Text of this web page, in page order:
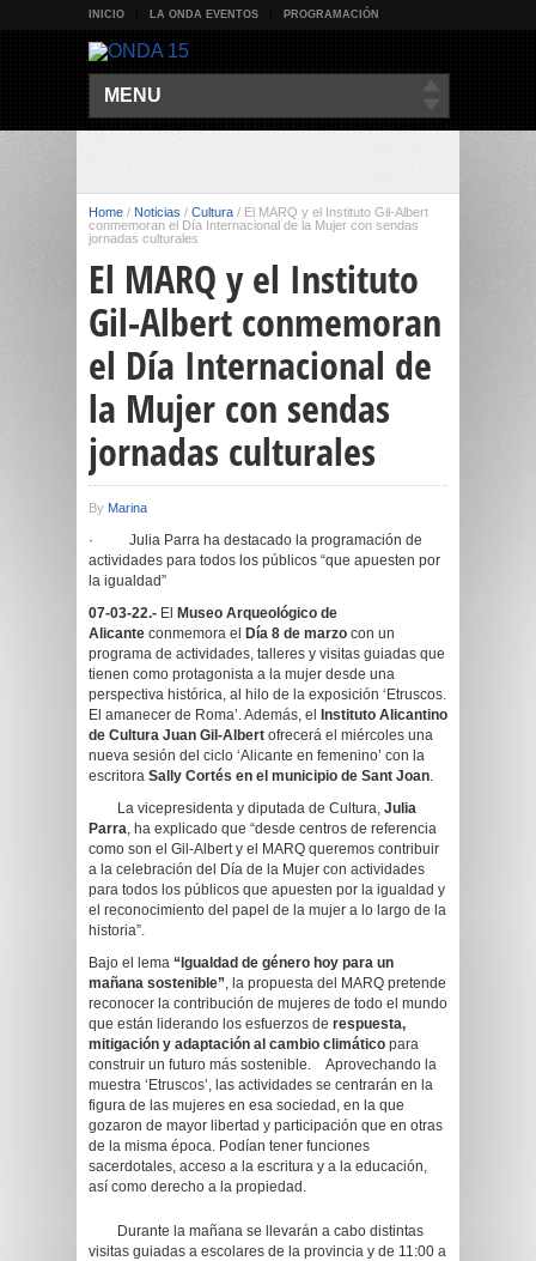
INICIO LA ONDA EVENTOS PROGRAMACIÓN
MENU
Home / Noticias / Cultura / El MARQ y el Instituto Gil-Albert
conmemoran el Día Internacional de la Mujer con sendas
jornadas culturales
El MARQ y el Instituto
Gil-Albert conmemoran
el Día Internacional de
la Mujer con sendas
jornadas culturales
By Marina
· Julia Parra ha destacado la programación de
actividades para todos los públicos “que apuesten por
la igualdad”
07-03-22.- El Museo Arqueológico de
Alicante conmemora el Día 8 de marzo con un
programa de actividades, talleres y visitas guiadas que
tienen como protagonista a la mujer desde una
perspectiva histórica, al hilo de la exposición ‘Etruscos.
El amanecer de Roma’. Además, el
Instituto Alicantino
de Cultura Juan Gil-Albert ofrecerá el miércoles una
nueva sesión del ciclo ‘Alicante en femenino’ con la
escritora Sally Cortés en el municipio de Sant Joan.
La vicepresidenta y diputada de Cultura, Julia
Parra, ha explicado que “desde centros de referencia
como son el Gil-Albert y el MARQ queremos contribuir
a la celebración del Día de la Mujer con actividades
para todos los públicos que apuesten por la igualdad y
el reconocimiento del papel de la mujer a lo largo de la
historia”.
Bajo el lema “Igualdad de género hoy para un
mañana sostenible”, la propuesta del MARQ pretende
reconocer la contribución de mujeres de todo el mundo
que están liderando los esfuerzos de respuesta,
mitigación y adaptación al cambio climático para
construir un futuro más sostenible. Aprovechando la
muestra ‘Etruscos’, las actividades se centrarán en la
figura de las mujeres en esa sociedad, en la que
gozaron de mayor libertad y participación que en otras
de la misma época. Podían tener funciones
sacerdotales, acceso a la escritura y a la educación,
así como derecho a la propiedad.
Durante la mañana se llevarán a cabo distintas
visitas guiadas a escolares de la provincia y de 11:00 a